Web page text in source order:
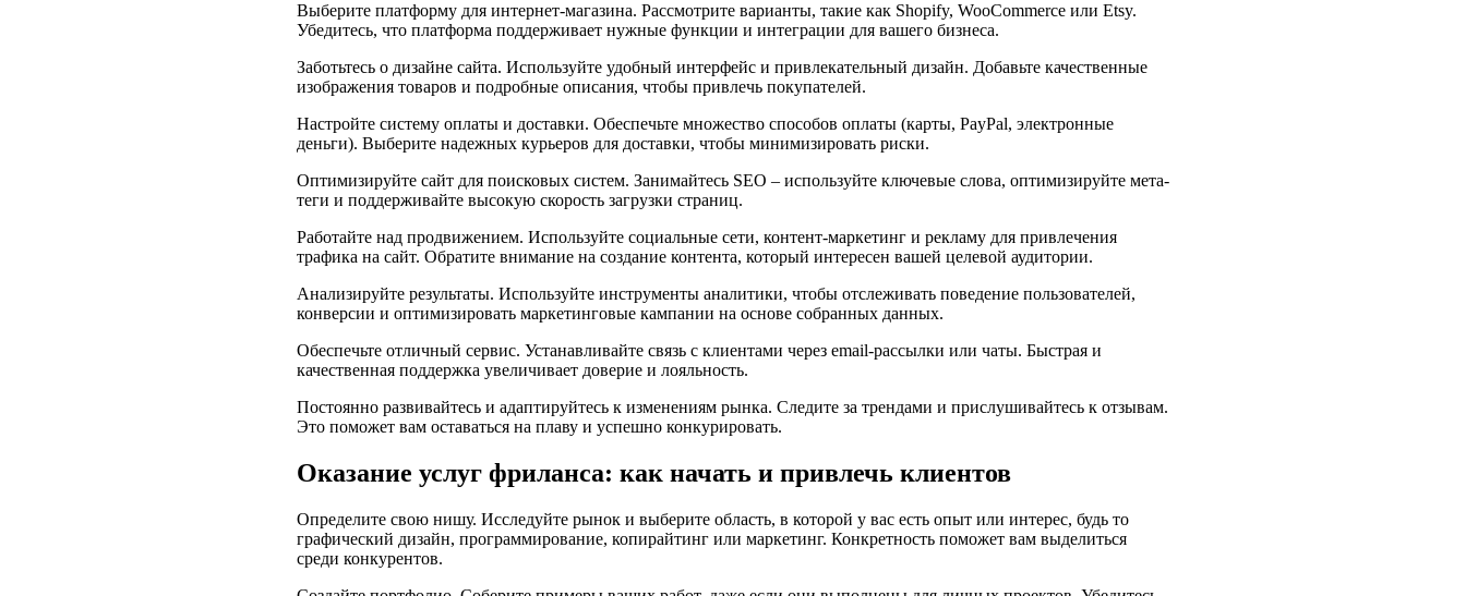
Выберите платформу для интернет-магазина. Рассмотрите варианты, такие как Shopify, WooCommerce или Etsy.
Убедитесь, что платформа поддерживает нужные функции и интеграции для вашего бизнеса.
Заботьтесь о дизайне сайта. Используйте удобный интерфейс и привлекательный дизайн. Добавьте качественные
изображения товаров и подробные описания, чтобы привлечь покупателей.
Настройте систему оплаты и доставки. Обеспечьте множество способов оплаты (карты, PayPal, электронные
деньги). Выберите надежных курьеров для доставки, чтобы минимизировать риски.
Оптимизируйте сайт для поисковых систем. Занимайтесь SEO – используйте ключевые слова, оптимизируйте мета-
теги и поддерживайте высокую скорость загрузки страниц.
Работайте над продвижением. Используйте социальные сети, контент-маркетинг и рекламу для привлечения
трафика на сайт. Обратите внимание на создание контента, который интересен вашей целевой аудитории.
Анализируйте результаты. Используйте инструменты аналитики, чтобы отслеживать поведение пользователей,
конверсии и оптимизировать маркетинговые кампании на основе собранных данных.
Обеспечьте отличный сервис. Устанавливайте связь с клиентами через email-рассылки или чаты. Быстрая и
качественная поддержка увеличивает доверие и лояльность.
Постоянно развивайтесь и адаптируйтесь к изменениям рынка. Следите за трендами и прислушивайтесь к отзывам.
Это поможет вам оставаться на плаву и успешно конкурировать.
Оказание услуг фриланса: как начать и привлечь клиентов
Определите свою нишу. Исследуйте рынок и выберите область, в которой у вас есть опыт или интерес, будь то
графический дизайн, программирование, копирайтинг или маркетинг. Конкретность поможет вам выделиться
среди конкурентов.